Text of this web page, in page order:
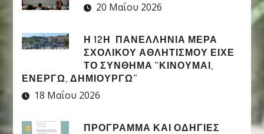
20 Μαΐου 2026
Η 12Η ΠΑΝΕΛΛΉΝΙΑ ΜΈΡΑ
ΣΧΟΛΙΚΟΎ ΑΘΛΗΤΙΣΜΟΎ ΕΊΧΕ
ΤΟ ΣΎΝΘΗΜΑ “ΚΙΝΟΎΜΑΙ,
ΕΝΕΡΓΏ, ΔΗΜΙΟΥΡΓΏ”
18 Μαΐου 2026
ΠΡΟΓΡΑΜΜΑ ΚΑΙ ΟΔΗΓΙΕΣ